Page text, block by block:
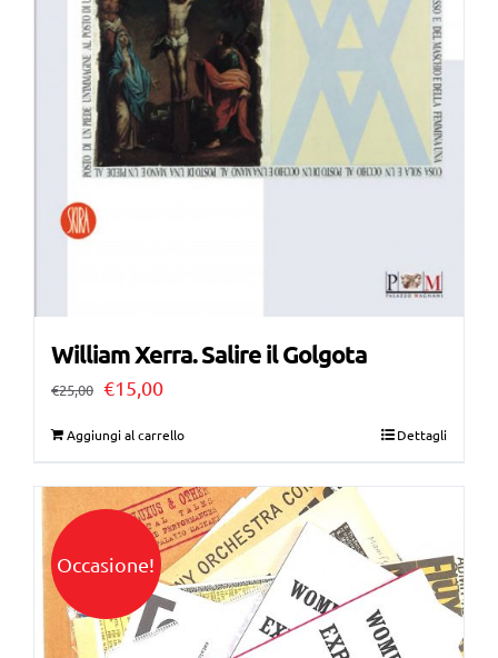
William Xerra. Salire il Golgota
€25,00 Il
era:
€25,00.
€15,00Il
è:
€15,00.
Aggiungi al carrello Dettagli
Occasione!